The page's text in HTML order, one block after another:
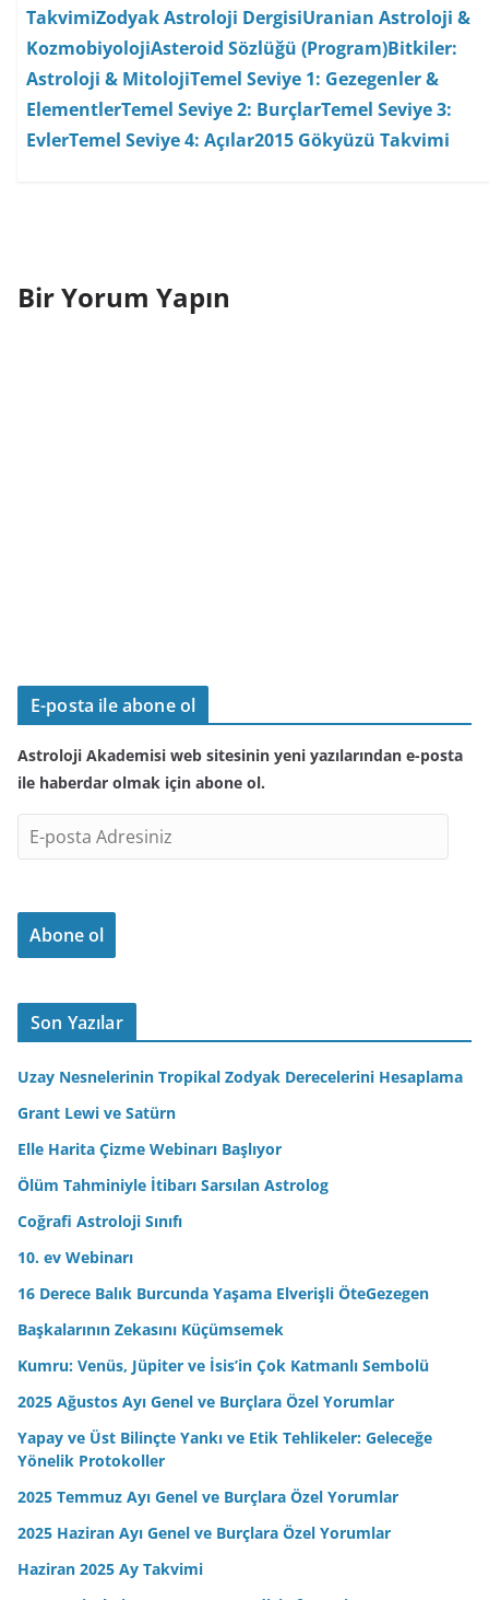
TakvimiZodyak Astroloji DergisiUranian Astroloji &
KozmobiyolojiAsteroid Sözlüğü (Program)Bitkiler:
Astroloji & MitolojiTemel Seviye 1: Gezegenler &
ElementlerTemel Seviye 2: BurçlarTemel Seviye 3:
EvlerTemel Seviye 4: Açılar2015 Gökyüzü Takvimi
Bir Yorum Yapın
E-posta ile abone ol
Astroloji Akademisi web sitesinin yeni yazılarından e-posta
ile haberdar olmak için abone ol.
-
o
t
d
r
i
n
Abone ol
Son Yazılar
Uzay Nesnelerinin Tropikal Zodyak Derecelerini Hesaplama
Grant Lewi ve Satürn
Elle Harita Çizme Webinarı Başlıyor
Ölüm Tahminiyle İtibarı Sarsılan Astrolog
Coğrafi Astroloji Sınıfı
10. ev Webinarı
16 Derece Balık Burcunda Yaşama Elverişli ÖteGezegen
Başkalarının Zekasını Küçümsemek
Kumru: Venüs, Jüpiter ve İsis’in Çok Katmanlı Sembolü
2025 Ağustos Ayı Genel ve Burçlara Özel Yorumlar
Yapay ve Üst Bilinçte Yankı ve Etik Tehlikeler: Geleceğe
Yönelik Protokoller
2025 Temmuz Ayı Genel ve Burçlara Özel Yorumlar
2025 Haziran Ayı Genel ve Burçlara Özel Yorumlar
Haziran 2025 Ay Takvimi